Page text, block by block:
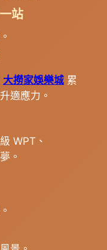
站
大撈家娛樂城 累
適應力。
WPT、
。